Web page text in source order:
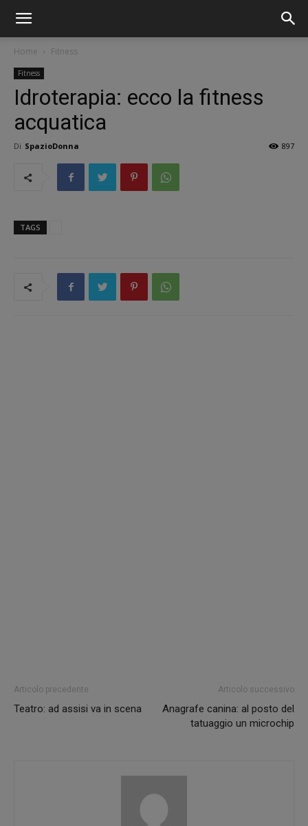
Home Fitness
Fitness
Idroterapia: ecco la fitness
acquatica
Di SpazioDonna 897
TAGS
Articolo precedente
Teatro: ad assisi va in scena
Articolo successivo
Anagrafe canina: al posto del
tatuaggio un microchip